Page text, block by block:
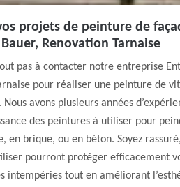
projets de peinture de
Renovation Tarnaise
pas à contacter notre entreprise
pour réaliser une peinture de
Nous avons plusieurs années
des peintures à utiliser pour
en brique, ou en béton. Soyez
pourront protéger efficacement
intempéries tout en améliorant